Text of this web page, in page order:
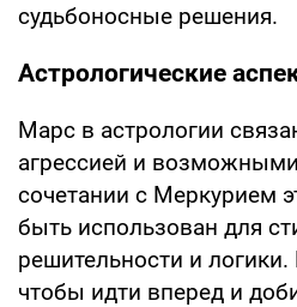
судьбоносные решения.
Астрологические
Марс в астрологии
агрессией и
сочетании с Меркурием
быть использован для
решительности и
чтобы идти вперед и